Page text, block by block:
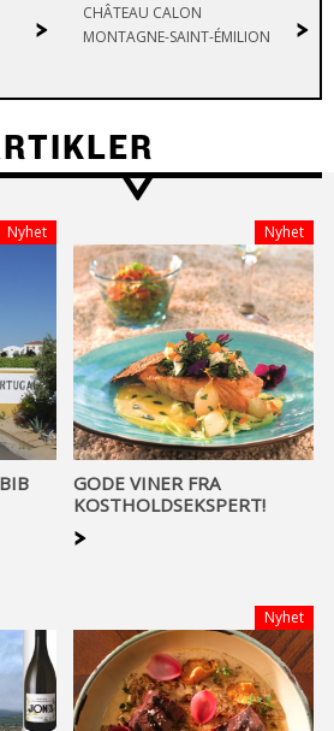
> >
CHÂTEAU CALON
MONTAGNE-SAINT-ÉMILION
>
Nyhet Nyhet
GODE VINER FRA
KOSTHOLDSEKSPERT!
>
Nyhet